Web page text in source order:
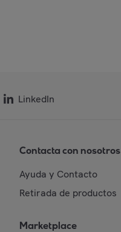
LinkedIn
Contacta con nosotros
Ayuda y Contacto
Retirada de productos
Marketplace